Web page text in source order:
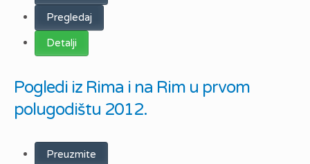
Pregledaj
Detalji
Pogledi iz Rima i na Rim u prvom
polugodištu 2012.
Preuzmite